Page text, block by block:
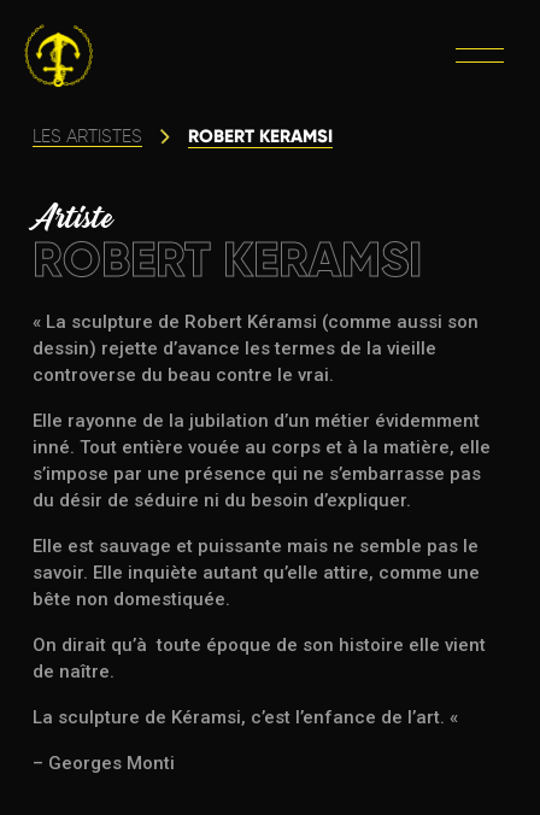
LES ARTISTES ROBERT KERAMSI
Artiste
ROBERT KERAMSI
« La sculpture de Robert Kéramsi (comme aussi son
dessin) rejette d’avance les termes de la vieille
controverse du beau contre le vrai.
Elle rayonne de la jubilation d’un métier évidemment
inné. Tout entière vouée au corps et à la matière, elle
s’impose par une présence qui ne s’embarrasse pas
du désir de séduire ni du besoin d’expliquer.
Elle est sauvage et puissante mais ne semble pas le
savoir. Elle inquiète autant qu’elle attire, comme une
bête non domestiquée.
On dirait qu’à toute époque de son histoire elle vient
de naître.
La sculpture de Kéramsi, c’est l’enfance de l’art. «
– Georges Monti